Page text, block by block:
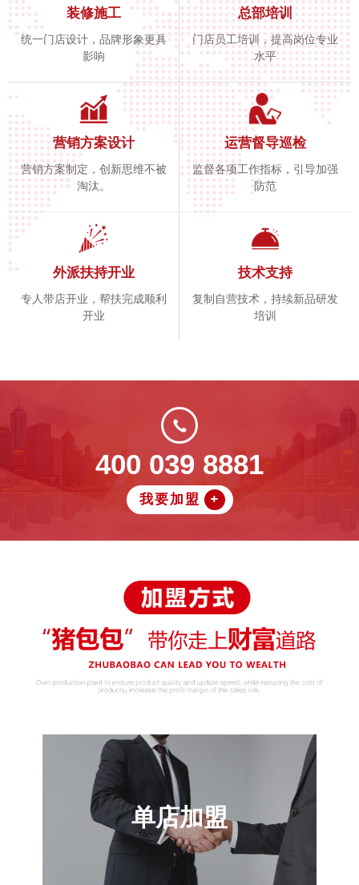
装修施工
统一门店设计，品牌形象更具
影响
总部培训
门店员工培训，提高岗位专业
水平
营销方案设计
营销方案制定，创新思维不被
淘汰。
运营督导巡检
监督各项工作指标，引导加强
防范
外派扶持开业
专人带店开业，帮扶完成顺利
开业
技术支持
复制自营技术，持续新品研发
培训
400 039 8881
我要加盟 +
单店加盟